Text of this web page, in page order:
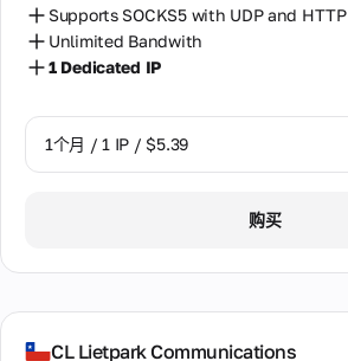
Supports SOCKS5 with UDP and HTTP
Unlimited Bandwith
1 Dedicated IP
1个月 / 1 IP / $5.39
购买
CL Lietpark Communications